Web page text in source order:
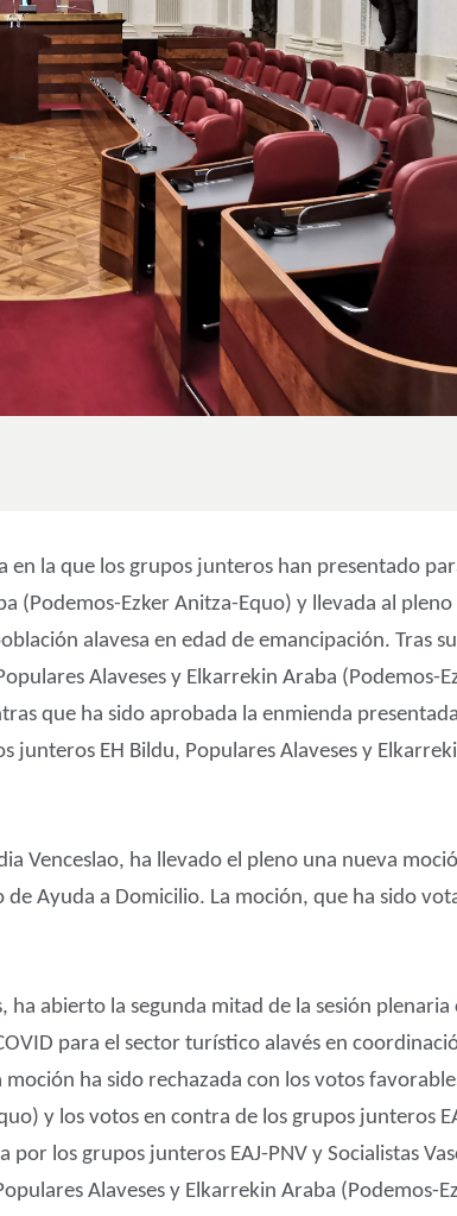
en la que los grupos junteros han presentado
(Podemos-Ezker Anitza-Equo) y llevada al
alavesa en edad de emancipación. Tras
Alaveses y Elkarrekin Araba (Podemos-
que ha sido aprobada la enmienda
junteros EH Bildu, Populares Alaveses y
Venceslao, ha llevado el pleno una nueva
Ayuda a Domicilio. La moción, que ha sido
abierto la segunda mitad de la sesión
para el sector turístico alavés en
ha sido rechazada con los votos
y los votos en contra de los grupos junteros
los grupos junteros EAJ-PNV y Socialistas
Alaveses y Elkarrekin Araba (Podemos-